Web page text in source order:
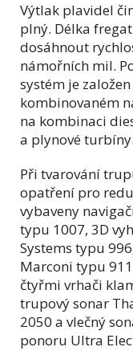
Výtlak plavidel
plný. Délka
dosáhnout
námořních mil.
systém je
kombinovaném
na kombinaci
a plynové turbíny.
Při tvarování
opatření pro
vybaveny
typu 1007, 3D
Systems typu
Marconi typu
čtyřmi vrhači
trupový sonar
2050 a vlečný
ponoru Ultra